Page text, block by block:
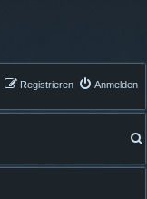
Anmelden
Registrieren